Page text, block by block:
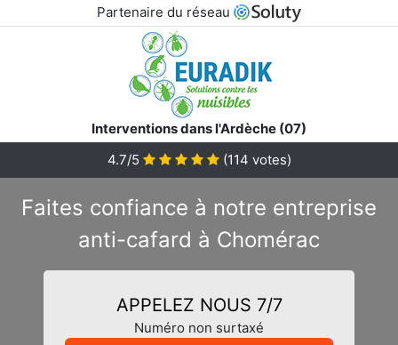
Partenaire du réseau
Interventions dans l'Ardèche (07)
4.7/5
(114 votes)
Faites confiance à notre entreprise
anti-cafard à Chomérac
APPELEZ NOUS 7/7
Numéro non surtaxé